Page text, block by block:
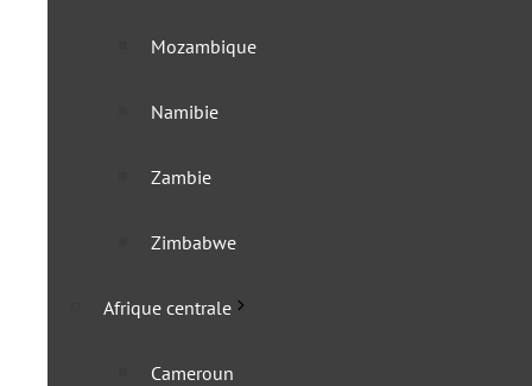
Mozambique
Namibie
Zambie
Zimbabwe
Afrique centrale
Cameroun